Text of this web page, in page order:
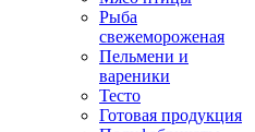
Рыба
свежемороженая
Пельмени и
вареники
Тесто
Готовая продукция